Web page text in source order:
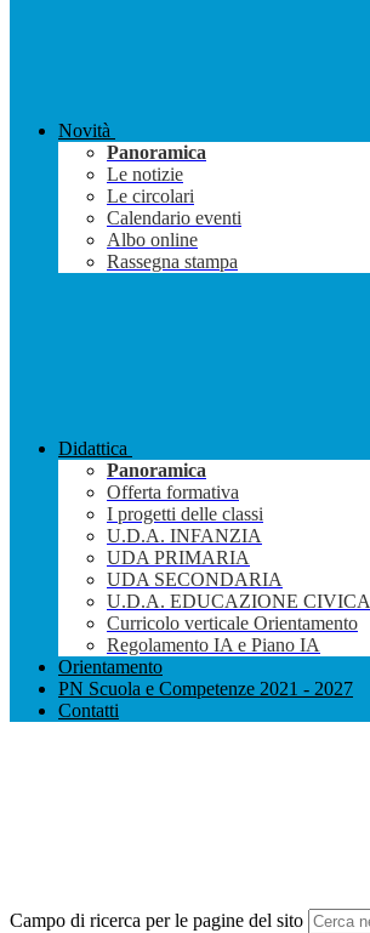
Novità
Panoramica
Le notizie
Le circolari
Calendario eventi
Albo online
Rassegna stampa
Didattica
Panoramica
Offerta formativa
I progetti delle classi
U.D.A. INFANZIA
UDA PRIMARIA
UDA SECONDARIA
U.D.A. EDUCAZIONE CIVICA
Curricolo verticale Orientamento
Regolamento IA e Piano IA
Orientamento
PN Scuola e Competenze 2021 - 2027
Contatti
Campo di ricerca per le pagine del sito